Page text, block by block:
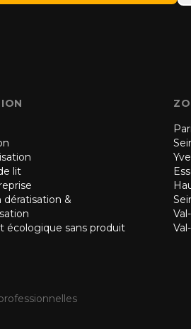
lit
dératisation &
écologique sans produit